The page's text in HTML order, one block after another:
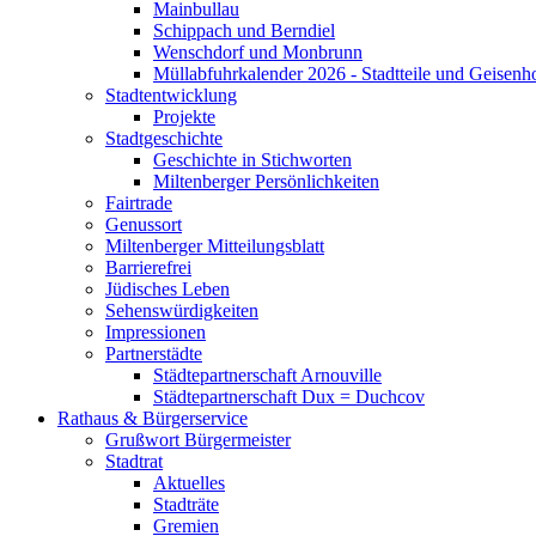
Mainbullau
Schippach und Berndiel
Wenschdorf und Monbrunn
Müllabfuhrkalender 2026 - Stadtteile und
Stadtentwicklung
Projekte
Stadtgeschichte
Geschichte in Stichworten
Miltenberger Persönlichkeiten
Fairtrade
Genussort
Miltenberger Mitteilungsblatt
Barrierefrei
Jüdisches Leben
Sehenswürdigkeiten
Impressionen
Partnerstädte
Städtepartnerschaft Arnouville
Städtepartnerschaft Dux = Duchcov
Rathaus & Bürgerservice
Grußwort Bürgermeister
Stadtrat
Aktuelles
Stadträte
Gremien